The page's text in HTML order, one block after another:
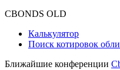
CBONDS OLD
Калькулятор
Поиск котировок
Ближайшие конференции